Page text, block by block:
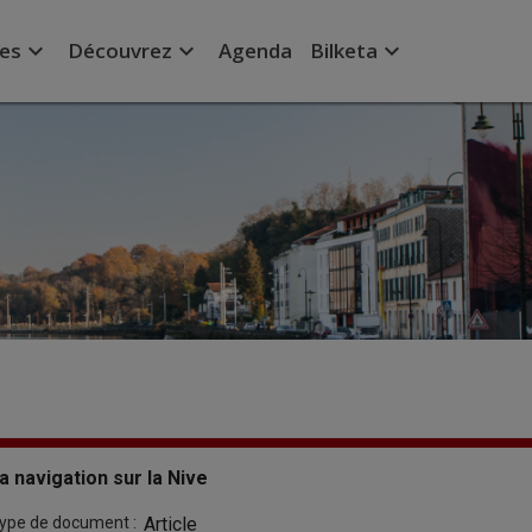
expand_more Découvrez expand_more Agenda Bilketa expand_more
navigation sur la Nive
de document : Article